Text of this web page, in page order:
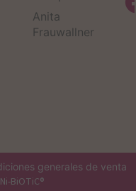
Anita
Frauwallner
generales de venta
BiOTiC®